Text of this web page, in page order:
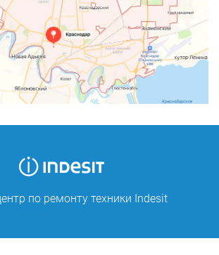
по ремонту техники Indesit